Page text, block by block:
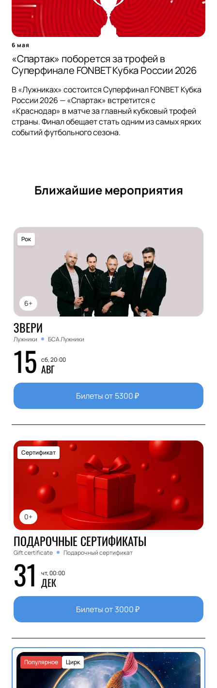
6 мая
«Спартак» поборется за трофей в
Суперфинале FONBET Кубка России 2026
В «Лужниках» состоится Суперфинал FONBET Кубка
России 2026 — «Спартак» встретится с
«Краснодар» в матче за главный кубковый трофей
страны. Финал обещает стать одним из самых ярких
событий футбольного сезона.
Ближайшие мероприятия
6+
Рок
ЗВЕРИ
Лужники БСА Лужники
15 сб, 20:00
АВГ
Билеты от 5300₽
0+
Сертификат
ПОДАРОЧНЫЕ СЕРТИФИКАТЫ
Gift certificate Подарочный сертификат
31 чт, 00:00
ДЕК
Билеты от 3000₽
Цирк
Популярное